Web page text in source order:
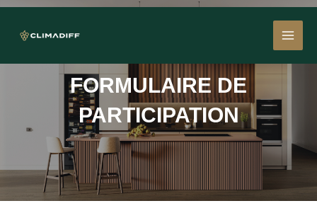
Aller
contenu
FORMULAIRE DE
PARTICIPATION